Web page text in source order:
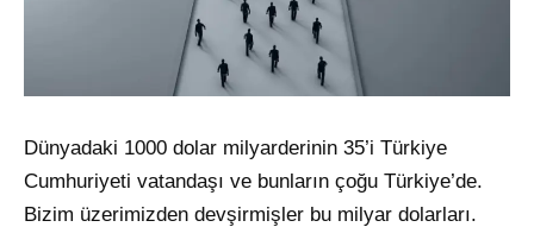
Dünyadaki 1000 dolar milyarderinin 35’i Türkiye
Cumhuriyeti vatandaşı ve bunların çoğu Türkiye’de.
Bizim üzerimizden devşirmişler bu milyar dolarları.